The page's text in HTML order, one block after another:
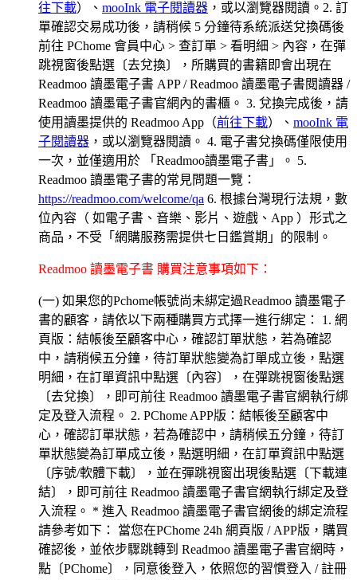
往下載）、 mooInk 電子閱讀器 ，或以瀏覽器閱讀。2. 訂
單確認交易成功後，請稍候 5 分鐘待系統派送兌換碼後
前往 PChome 會員中心 > 查訂單 > 看明細 > 內容，在彈
跳視窗後點選〔去兌換〕，所購買的書籍即會出現在
Readmoo 讀墨電子書 APP / Readmoo 讀墨電子書閱讀器 /
Readmoo 讀墨電子書官網內的書櫃。 3. 兌換完成後，請
使用讀墨提供的 Readmoo App（前往下載）、 mooInk 電
子閱讀器 ，或以瀏覽器閱讀。 4. 電子書兌換碼僅限使用
一次，並僅適用於 「Readmoo讀墨電子書」。 5.
Readmoo 讀墨電子書的常見問題一覽：
https://readmoo.com/welcome/qa 6. 根據台灣現行法規，數
位內容（ 如電子書、音樂、影片、遊戲、App ）形式之
商品，不受「網購服務需提供七日鑑賞期」的限制。
Readmoo 讀墨電子書 購買注意事項如下：
(一) 如果您的Pchome帳號尚未綁定過Readmoo 讀墨電子
書的顧客，請依以下兩種購買方式擇一進行綁定： 1. 網
頁版：結帳後至顧客中心，確認訂單狀態，若為確認
中，請稍候五分鐘，待訂單狀態變為訂單成立後，點選
明細，在訂單資訊中點選〔內容〕，在彈跳視窗後點選
〔去兌換〕，即可前往 Readmoo 讀墨電子書官網執行綁
定及登入流程。 2. PChome APP版：結帳後至顧客中
心，確認訂單狀態，若為確認中，請稍候五分鐘，待訂
單狀態變為訂單成立後，點選明細，在訂單資訊中點選
〔序號/軟體下載〕，並在彈跳視窗出現後點選〔下載連
結〕，即可前往 Readmoo 讀墨電子書官網執行綁定及登
入流程。 * 進入 Readmoo 讀墨電子書官網後的綁定流程
請參考如下： 當您在PChome 24h 網頁版 / APP版，購買
確認後，並依步驟跳轉到 Readmoo 讀墨電子書官網時，
點〔PChome〕，同意後登入，依照您的習慣登入 / 註冊